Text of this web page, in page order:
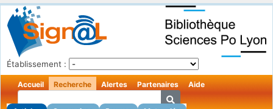
Établissement :
Accueil Recherche Alertes Partenaires Aide